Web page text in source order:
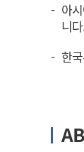
아
니
한